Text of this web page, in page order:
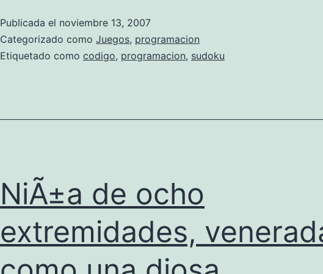
Publicada el noviembre 13, 2007
Categorizado como Juegos, programacion
Etiquetado como codigo, programacion, sudoku
NiÃ±a de ocho
extremidades,